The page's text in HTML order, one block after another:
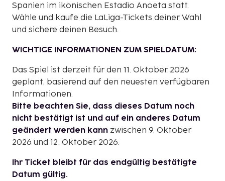
Spanien im ikonischen Estadio Anoeta statt.
Wähle und kaufe die LaLiga-Tickets deiner Wahl
und sichere deinen Besuch.
WICHTIGE INFORMATIONEN ZUM SPIELDATUM:
Das Spiel ist derzeit für den 11. Oktober 2026
geplant, basierend auf den neuesten verfügbaren
Informationen.
Bitte beachten Sie, dass dieses Datum noch
nicht bestätigt ist und auf ein anderes Datum
geändert werden kann zwischen 9. Oktober
2026 und 12. Oktober 2026.
Ihr Ticket bleibt für das endgültig bestätigte
Datum gültig.